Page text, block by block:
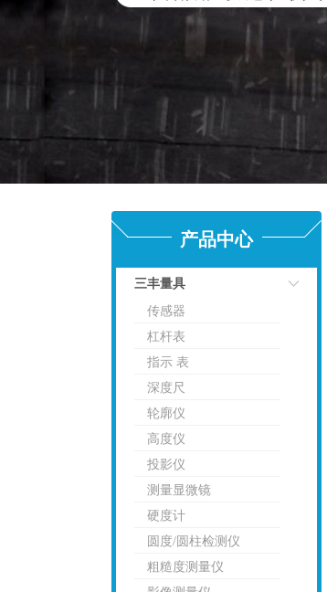
产品中心
三丰量具
传感器
杠杆表
指示 表
深度尺
轮廓仪
高度仪
投影仪
测量显微镜
硬度计
圆度/圆柱检测仪
粗糙度测量仪